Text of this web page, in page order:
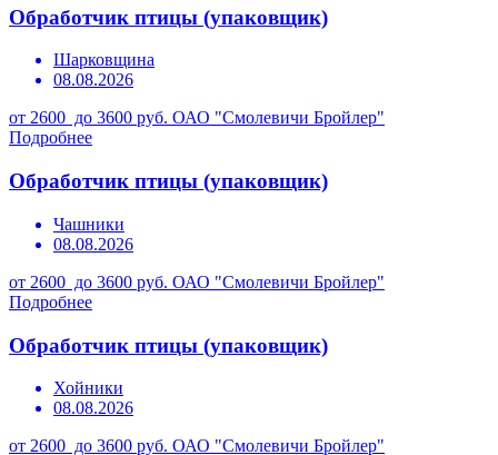
Обработчик птицы (упаковщик)
Шарковщина
08.08.2026
от 2600 до 3600 руб. ОАО "Смолевичи Бройлер"
Подробнее
Обработчик птицы (упаковщик)
Чашники
08.08.2026
от 2600 до 3600 руб. ОАО "Смолевичи Бройлер"
Подробнее
Обработчик птицы (упаковщик)
Хойники
08.08.2026
от 2600 до 3600 руб. ОАО "Смолевичи Бройлер"